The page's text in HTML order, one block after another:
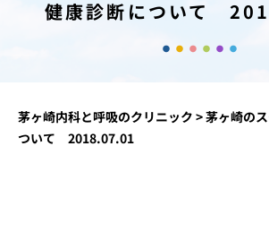
健康診断について
茅ヶ崎内科と呼吸のクリニック >茅ヶ崎の
ついて 2018.07.01